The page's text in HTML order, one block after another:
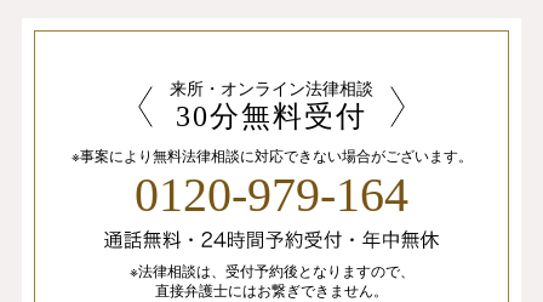
来所・オンライン法律相談
30分無料受付
※事案により無料法律相談に対応できない場合がございます。
0120-979-164
※法律相談は、 受付予約後となりますので、
直接弁護士にはお繋ぎできません。